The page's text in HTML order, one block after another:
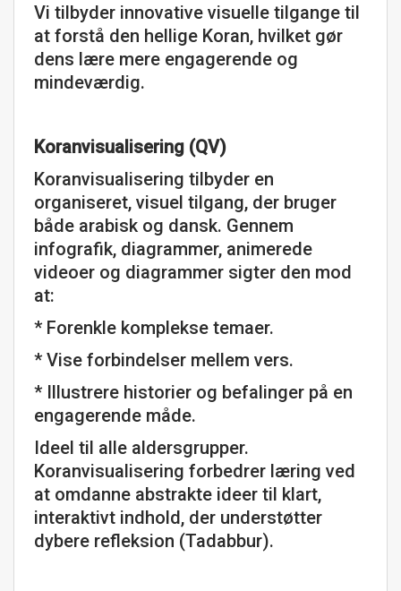
Vi tilbyder innovative visuelle tilgange til
at forstå den hellige Koran, hvilket gør
dens lære mere engagerende og
mindeværdig.
Koranvisualisering (QV)
Koranvisualisering tilbyder en
organiseret, visuel tilgang, der bruger
både arabisk og dansk. Gennem
infografik, diagrammer, animerede
videoer og diagrammer sigter den mod
at:
* Forenkle komplekse temaer.
* Vise forbindelser mellem vers.
* Illustrere historier og befalinger på en
engagerende måde.
Ideel til alle aldersgrupper.
Koranvisualisering forbedrer læring ved
at omdanne abstrakte ideer til klart,
interaktivt indhold, der understøtter
dybere refleksion (Tadabbur).